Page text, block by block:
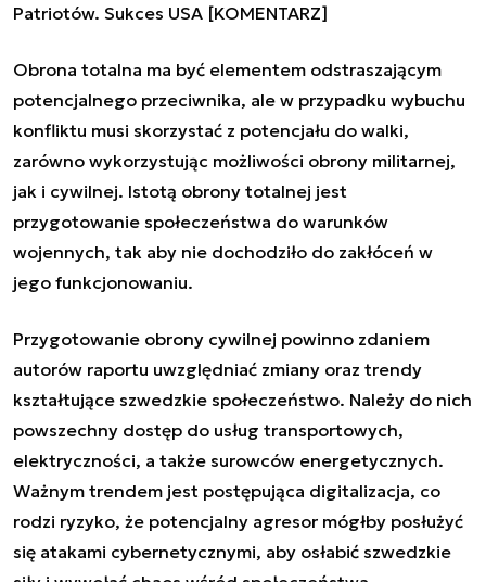
Patriotów. Sukces USA [KOMENTARZ]
Obrona totalna ma być elementem odstraszającym
potencjalnego przeciwnika, ale w przypadku wybuchu
konfliktu musi skorzystać z potencjału do walki,
zarówno wykorzystując możliwości obrony militarnej,
jak i cywilnej. Istotą obrony totalnej jest
przygotowanie społeczeństwa do warunków
wojennych, tak aby nie dochodziło do zakłóceń w
jego funkcjonowaniu.
Przygotowanie obrony cywilnej powinno zdaniem
autorów raportu uwzględniać zmiany oraz trendy
kształtujące szwedzkie społeczeństwo. Należy do nich
powszechny dostęp do usług transportowych,
elektryczności, a także surowców energetycznych.
Ważnym trendem jest postępująca digitalizacja, co
rodzi ryzyko, że potencjalny agresor mógłby posłużyć
się atakami cybernetycznymi, aby osłabić szwedzkie